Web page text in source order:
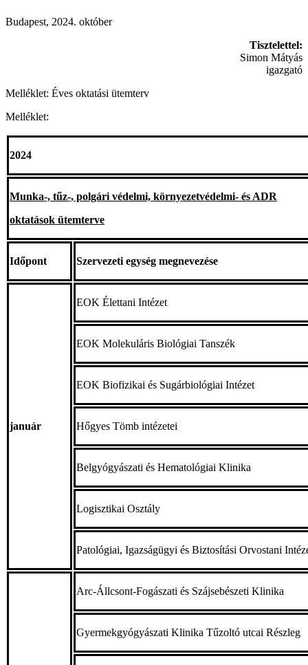
Budapest, 2024. október
Tisztelettel:
Simon Mátyás
igazgató
Melléklet: Éves oktatási ütemterv
Melléklet:
2024
Munka-, tűz-, polgári védelmi, környezetvédelmi- és ADR
oktatások ütemterve
Időpont Szervezeti egység megnevezése
január
EOK Élettani Intézet
EOK Molekuláris Biológiai Tanszék
EOK Biofizikai és Sugárbiológiai Intézet
Hőgyes Tömb intézetei
Belgyógyászati és Hematológiai Klinika
Logisztikai Osztály
Patológiai, Igazságügyi és Biztosítási Orvostani
Arc-Állcsont-Fogászati és Szájsebészeti Klinika
Gyermekgyógyászati Klinika Tűzoltó utcai Részleg